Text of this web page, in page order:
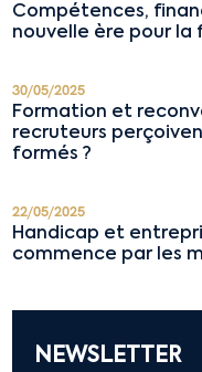
Compétences,
nouvelle ère pour
30/05/2025
Formation et
recruteurs
formés ?
22/05/2025
Handicap et
commence par les
NEWSLETTER